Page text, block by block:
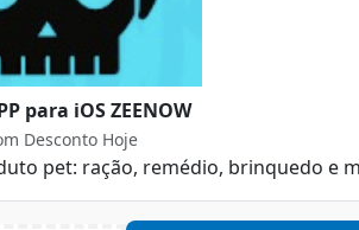
para iOS ZEENOW
Desconto Hoje
pet: ração, remédio, brinquedo e
uso.
válidade como está:
a informação "Pegar
Os
por